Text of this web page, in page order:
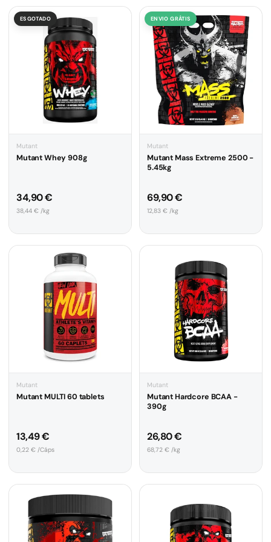
ESGOTADO
Mutant
Mutant Whey 908g
Preço normal
34,90 €
Preço unitário
38,44 € /kg
ENVIO GRÁTIS
Mutant
Mutant Mass Extreme 2500 -
5.45kg
Preço normal
69,90 €
Preço unitário
12,83 € /kg
Mutant
Mutant MULTI 60 tablets
Preço normal
13,49 €
Preço unitário
0,22 € /Cáps
Mutant
Mutant Hardcore BCAA -
390g
Preço normal
26,80 €
Preço unitário
68,72 € /kg